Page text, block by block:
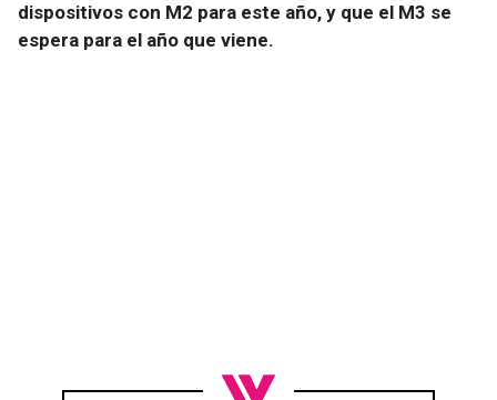
dispositivos con M2 para este año, y que el M3 se
espera para el año que viene.